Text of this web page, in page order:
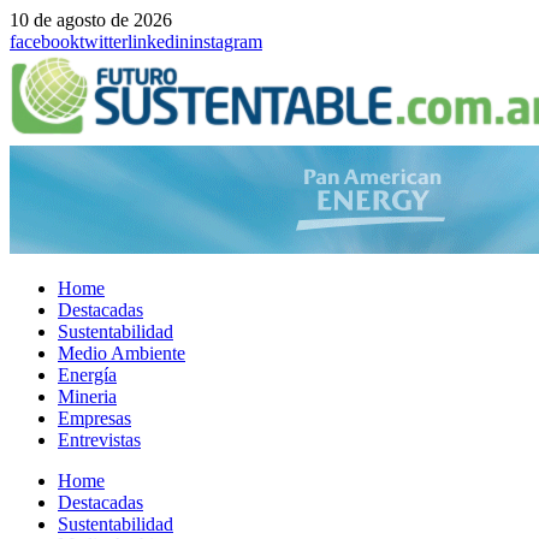
10 de agosto de 2026
facebooktwitterlinkedininstagram
Home
Destacadas
Sustentabilidad
Medio Ambiente
Energía
Mineria
Empresas
Entrevistas
Menu
Home
Destacadas
Sustentabilidad